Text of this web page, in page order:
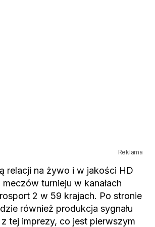
Reklama
relacji na żywo i w jakości HD
turnieju w kanałach
2 w 59 krajach. Po stronie
również produkcja sygnału
tej imprezy, co jest pierwszym